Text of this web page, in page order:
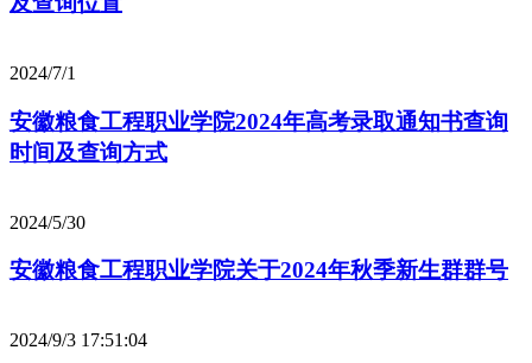
2024/7/1
安徽粮食工程职业学院2024年高考录取通知书查询
时间及查询方式
2024/5/30
安徽粮食工程职业学院关于2024年秋季新生群群号
2024/9/3 17:51:04